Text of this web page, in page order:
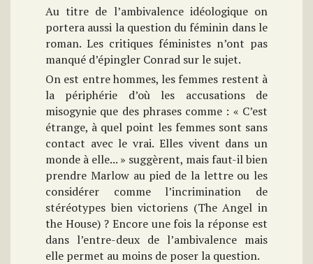
Au titre de l’ambivalence idéologique on
portera aussi la question du féminin dans le
roman. Les critiques féministes n’ont pas
manqué d’épingler Conrad sur le sujet.
On est entre hommes, les femmes restent à
la périphérie d’où les accusations de
misogynie que des phrases comme : « C’est
étrange, à quel point les femmes sont sans
contact avec le vrai. Elles vivent dans un
monde à elle... » suggèrent, mais faut-il bien
prendre Marlow au pied de la lettre ou les
considérer comme l’incrimination de
stéréotypes bien victoriens (The Angel in
the House) ? Encore une fois la réponse est
dans l’entre-deux de l’ambivalence mais
elle permet au moins de poser la question.